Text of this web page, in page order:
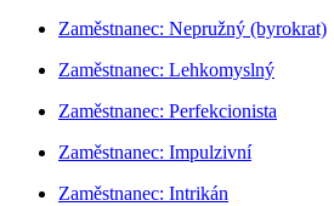
Zaměstnanec: Nepružný (byrokrat)
Zaměstnanec: Lehkomyslný
Zaměstnanec: Perfekcionista
Zaměstnanec: Impulzivní
Zaměstnanec: Intrikán